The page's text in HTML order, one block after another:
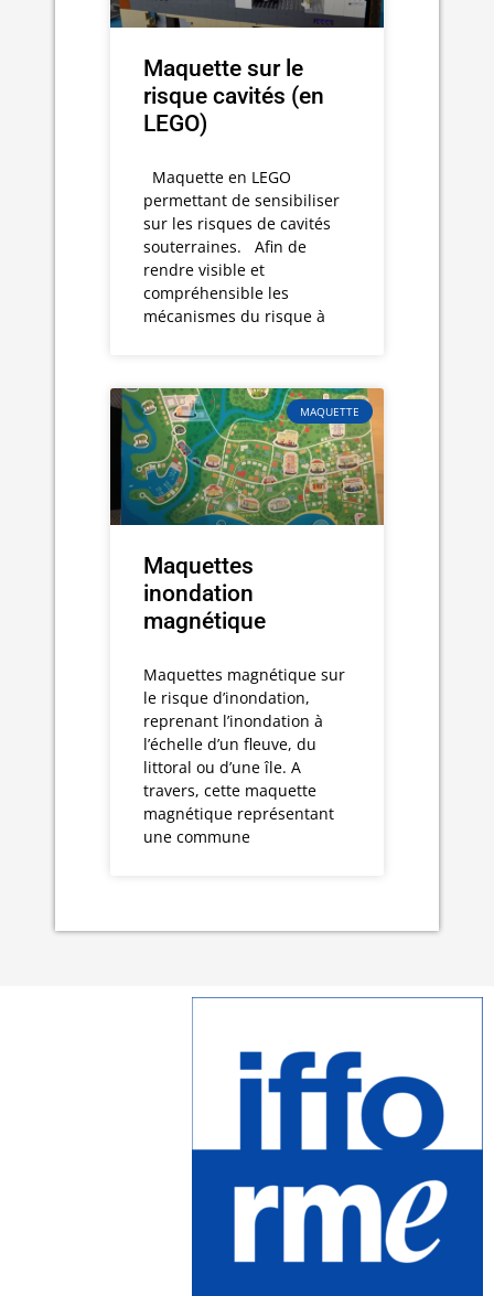
Maquette sur le
risque cavités (en
LEGO)
Maquette en LEGO
permettant de sensibiliser
sur les risques de cavités
souterraines. Afin de
rendre visible et
compréhensible les
mécanismes du risque à
MAQUETTE
Maquettes
inondation
magnétique
Maquettes magnétique sur
le risque d’inondation,
reprenant l’inondation à
l’échelle d’un fleuve, du
littoral ou d’une île. A
travers, cette maquette
magnétique représentant
une commune